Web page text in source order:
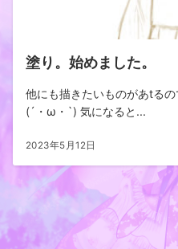
塗り。始めました。
他にも描きたいものがあtるの
(´・ω・`) 気になると...
2023年5月12日